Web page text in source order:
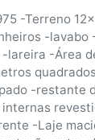
-Terreno
-lavabo
lareira -Área
-restante
-Laje